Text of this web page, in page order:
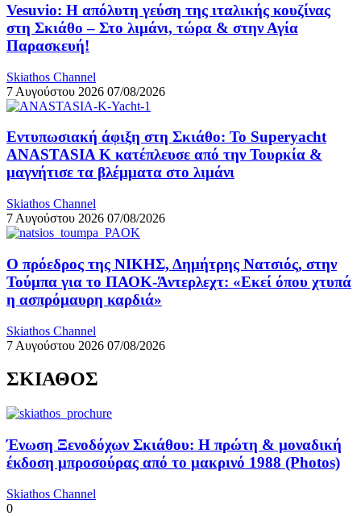
Vesuvio: Η απόλυτη γεύση της ιταλικής κουζίνας
στη Σκιάθο – Στο λιμάνι, τώρα & στην Αγία
Παρασκευή!
Skiathos Channel
7 Αυγούστου 2026 07/08/2026
Εντυπωσιακή άφιξη στη Σκιάθο: Το Superyacht
ANASTASIA K κατέπλευσε από την Τουρκία &
μαγνήτισε τα βλέμματα στο λιμάνι
Skiathos Channel
7 Αυγούστου 2026 07/08/2026
Ο πρόεδρος της ΝΙΚΗΣ, Δημήτρης Νατσιός, στην
Τούμπα για το ΠΑΟΚ-Άντερλεχτ: «Εκεί όπου χτυπά
η ασπρόμαυρη καρδιά»
Skiathos Channel
7 Αυγούστου 2026 07/08/2026
ΣΚΙΑΘΟΣ
Ένωση Ξενοδόχων Σκιάθου: Η πρώτη & μοναδική
έκδοση μπροσούρας από το μακρινό 1988 (Photos)
Skiathos Channel
0